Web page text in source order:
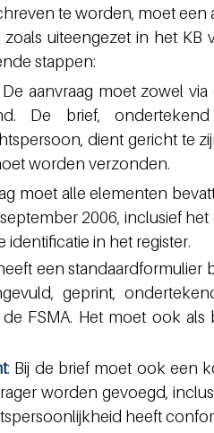
te worden, moet
uiteengezet in het KB
stappen:
De aanvraag moet zowel
De brief,
dient gericht te
worden verzonden.
moet alle elementen
2006, inclusief
in het register.
een standaardformulier
geprint,
FSMA. Het moet ook als
: Bij de brief moet ook een
worden gevoegd,
heeft